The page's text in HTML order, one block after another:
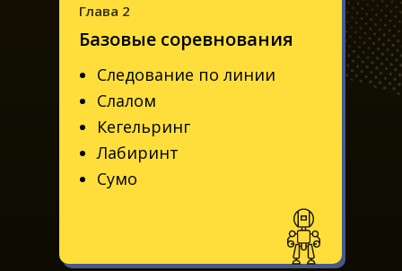
Базовые соревнования
Следование по линии
Слалом
Кегельринг
Лабиринт
Сумо
Глава 2